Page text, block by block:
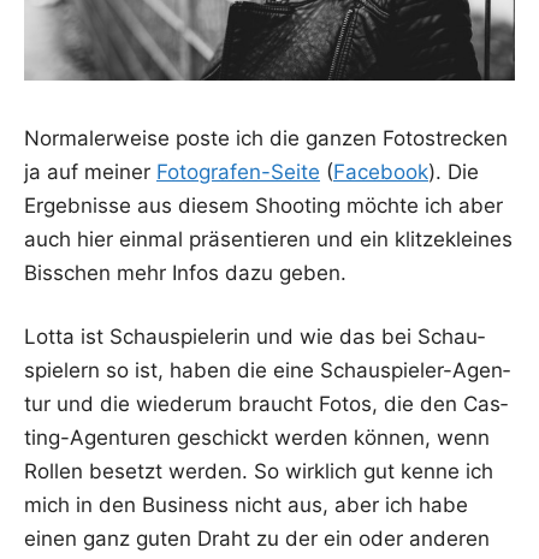
Nor­ma­ler­wei­se pos­te ich die gan­zen Foto­stre­cken
ja auf mei­ner Foto­gra­fen-Sei­te (Face­book). Die
Ergeb­nis­se aus die­sem Shoo­ting möch­te ich aber
auch hier ein­mal prä­sen­tie­ren und ein klit­ze­klei­nes
Biss­chen mehr Infos dazu geben.
Lot­ta ist Schau­spie­le­rin und wie das bei Schau­
spie­lern so ist, haben die eine Schau­spie­ler-Agen­
tur und die wie­der­um braucht Fotos, die den Cas­
ting-Agen­tu­ren geschickt wer­den kön­nen, wenn
Rol­len besetzt wer­den. So wirk­lich gut ken­ne ich
mich in den Busi­ness nicht aus, aber ich habe
einen ganz guten Draht zu der ein oder ande­ren